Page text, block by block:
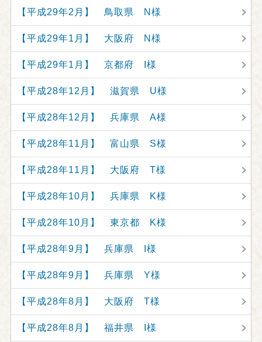
【平成29年2月】 鳥取県 N様
【平成29年1月】 大阪府 N様
【平成29年1月】 京都府 I様
【平成28年12月】 滋賀県 U様
【平成28年12月】 兵庫県 A様
【平成28年11月】 富山県 S様
【平成28年11月】 大阪府 T様
【平成28年10月】 兵庫県 K様
【平成28年10月】 東京都 K様
【平成28年9月】 兵庫県 I様
【平成28年9月】 兵庫県 Y様
【平成28年8月】 大阪府 T様
【平成28年8月】 福井県 I様